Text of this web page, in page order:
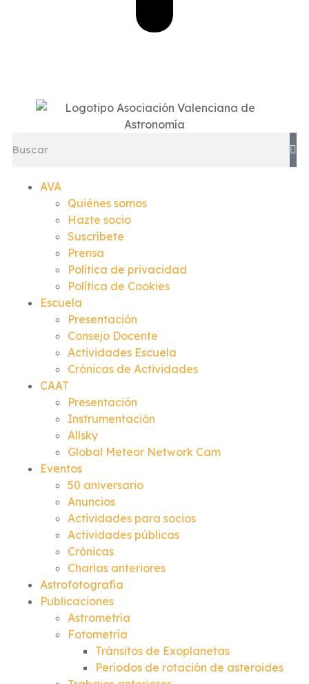
AVA
Quiénes somos
Hazte socio
Suscríbete
Prensa
Política de privacidad
Política de Cookies
Escuela
Presentación
Consejo Docente
Actividades Escuela
Crónicas de Actividades
CAAT
Presentación
Instrumentación
Allsky
Global Meteor Network Cam
Eventos
50 aniversario
Anuncios
Actividades para socios
Actividades públicas
Crónicas
Charlas anteriores
Astrofotografía
Publicaciones
Astrometría
Fotometría
Tránsitos de Exoplanetas
Periodos de rotación de asteroides